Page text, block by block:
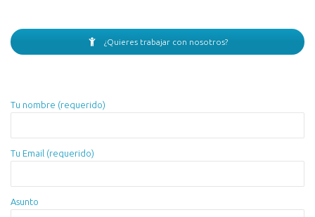
¿Quieres trabajar con nosotros?
Tu nombre (requerido)
Tu Email (requerido)
Asunto